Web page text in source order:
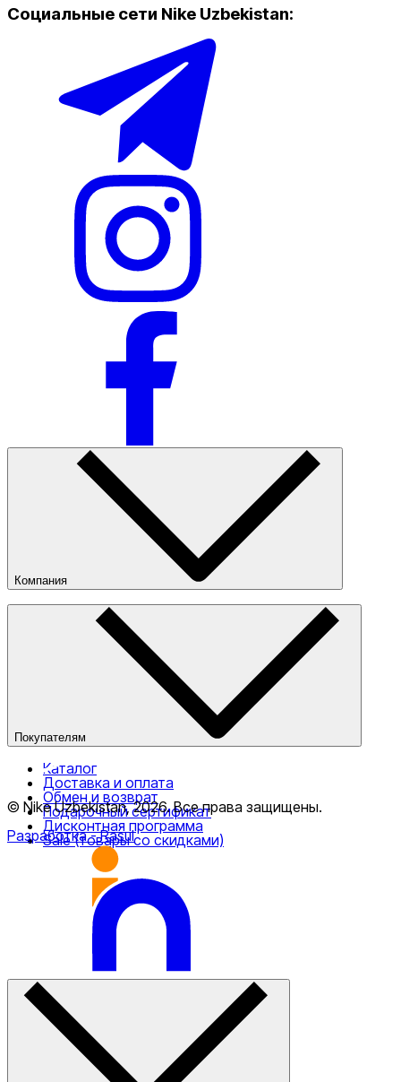
Социальные сети Nike Uzbekistan:
Компания
О компании
Наши магазины
Публичная оферта
Покупателям
Каталог
Доставка и оплата
Обмен и возврат
Подарочный сертификат
Дисконтная программа
Sale (товары со скидками)
© Nike Uzbekistan,2026.Все права защищены.
Разработка- Rasul